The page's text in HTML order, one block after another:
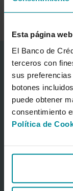
Esta página
El Banco de
terceros con
sus
botones
puede obtener
consentimiento
Política de
Corporate
About the
Cajamar
Press
Shareholders